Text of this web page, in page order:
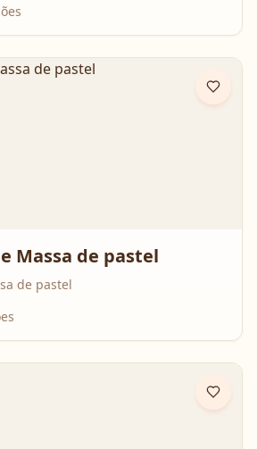
e perfuma a casa inteira
💛
Massa de pastel
de pastel